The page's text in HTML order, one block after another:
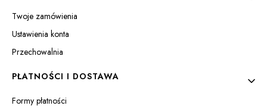
Twoje zamówienia
Ustawienia konta
Przechowalnia
PŁATNOŚCI I DOSTAWA
Formy płatności